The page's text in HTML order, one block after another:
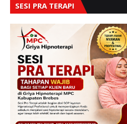
SESI PRA TERAPI